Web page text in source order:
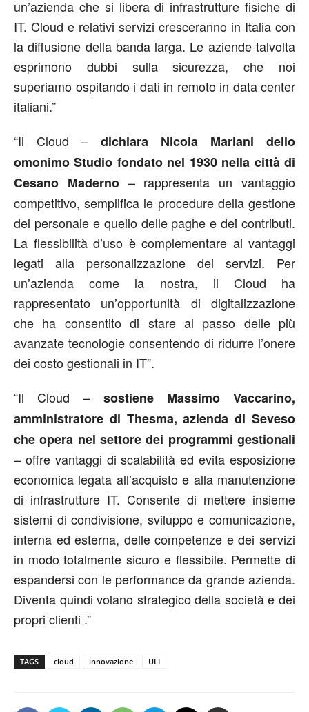
un’azienda che si libera di infrastrutture fisiche di
IT. Cloud e relativi servizi cresceranno in Italia con
la diffusione della banda larga. Le aziende talvolta
esprimono dubbi sulla sicurezza, che noi
superiamo ospitando i dati in remoto in data center
italiani.”
“Il Cloud – dichiara Nicola Mariani dello
omonimo Studio fondato nel 1930 nella città di
Cesano Maderno– rappresenta un vantaggio
competitivo, semplifica le procedure della gestione
del personale e quello delle paghe e dei contributi.
La flessibilità d’uso è complementare ai vantaggi
legati alla personalizzazione dei servizi. Per
un’azienda come la nostra, il Cloud ha
rappresentato un’opportunità di digitalizzazione
che ha consentito di stare al passo delle più
avanzate tecnologie consentendo di ridurre l’onere
dei costo gestionali in IT”.
“Il Cloud – sostiene Massimo Vaccarino,
amministratore di Thesma, azienda di Seveso
che opera nel settore dei programmi gestionali
– offre vantaggi di scalabilità ed evita esposizione
economica legata all’acquisto e alla manutenzione
di infrastrutture IT. Consente di mettere insieme
sistemi di condivisione, sviluppo e comunicazione,
interna ed esterna, delle competenze e dei servizi
in modo totalmente sicuro e flessibile. Permette di
espandersi con le performance da grande azienda.
Diventa quindi volano strategico della società e dei
propri clienti .”
TAGS cloud innovazione ULI